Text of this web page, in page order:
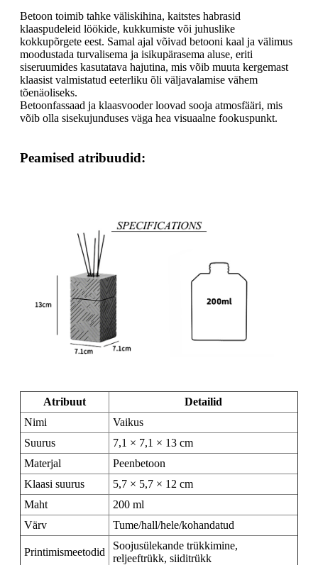
Betoon toimib tahke väliskihina, kaitstes habrasid
klaaspudeleid löökide, kukkumiste või juhuslike
kokkupõrgete eest. Samal ajal võivad betooni kaal ja välimus
moodustada turvalisema ja isikupärasema aluse, eriti
siseruumides kasutatava hajutina, mis võib muuta kergemast
klaasist valmistatud eeterliku õli väljavalamise vähem
tõenäoliseks.
Betoonfassaad ja klaasvooder loovad sooja atmosfääri, mis
võib olla sisekujunduses väga hea visuaalne fookuspunkt.
Peamised atribuudid:
Atribuut
Detailid
Nimi
Vaikus
Suurus
7,1 × 7,1 × 13 cm
Materjal
Peenbetoon
Klaasi suurus
5,7 × 5,7 × 12 cm
Maht
200 ml
Värv
Tume/hall/hele/kohandatud
Printimismeetodid
Soojusülekande trükkimine,
reljeeftrükk, siiditrükk